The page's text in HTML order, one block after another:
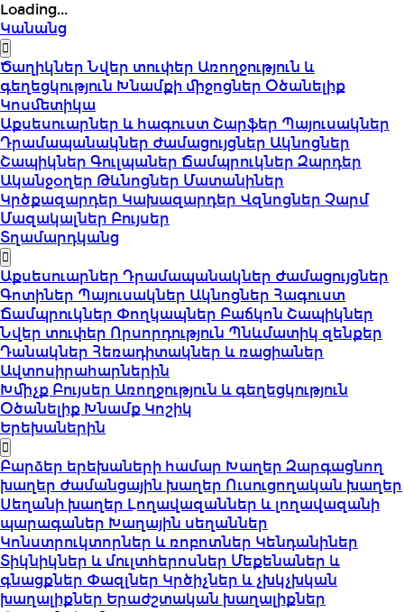
Loading...
Կանանց
ԾաղիկներՆվեր տուփեր Առողջություն և
գեղեցկություն Խնամքի միջոցներ Օծանելիք
Կոսմետիկա
Աքսեսուարներ և հագուստ Շարֆեր Պայուսակներ
Դրամապանակներ Ժամացույցներ Ակնոցներ
Շապիկներ Գուլպաներ Ճամպրուկներ Զարդեր
Ականջօղեր Թևնոցներ Մատանիներ
Կրծքազարդեր Կախազարդեր Վզնոցներ Չարմ
Մազակալներ Բույսեր
Տղամարդկանց
Աքսեսուարներ Դրամապանակներ Ժամացույցներ
Գոտիներ Պայուսակներ Ակնոցներ Հագուստ
Ճամպրուկներ Փողկապներ Բաճկոն Շապիկներ
Նվեր տուփեր Որսորդություն Պնևմատիկ զենքեր
Դանակներ Հեռադիտակներ և ռացիաներ
Ավտոսիրահարներին
Խմիչք Բույսեր Առողջություն և գեղեցկություն
Օծանելիք Խնամք Կոշիկ
Երեխաներին
Բարձեր երեխաների համար Խաղեր Զարգացնող
խաղեր Ժամանցային խաղեր Ուսուցողական խաղեր
Սեղանի խաղեր Լողավազաններ և լողավազանի
պարագաներ Խաղային սեղաններ
Կոնստրուկտորներ և ռոբոտներ Կենդանիներ
Տիկնիկներ և մուլտհերոսներ Մեքենաներ և
գնացքներ Փազլներ Կրծիչներ և չխկչխկան
խաղալիքներ Երաժշտական խաղալիքներ